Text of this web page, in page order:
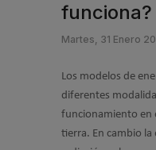
funciona?
Martes, 31 Enero
Los modelos de
diferentes
funcionamiento en
tierra. En cambio la